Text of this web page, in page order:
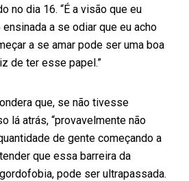
no dia 16. “É a visão que eu
a se odiar que eu acho
a se amar pode ser uma boa
de ter esse papel.”
que, se não tivesse
lá atrás, “provavelmente não
de gente começando a
que essa barreira da
pode ser ultrapassada.